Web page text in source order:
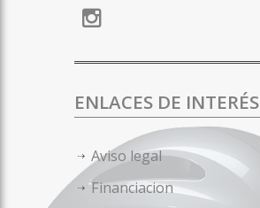
ENLACES DE INTERÉS
Aviso legal
Financiacion